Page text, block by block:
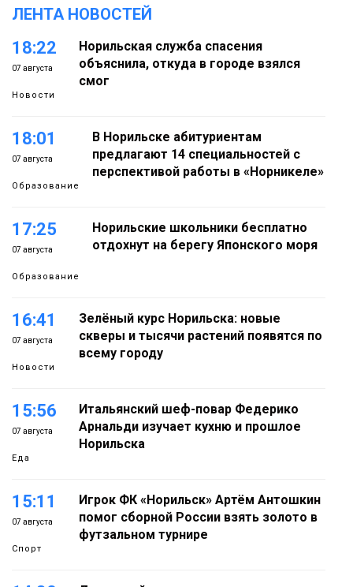
ЛЕНТА НОВОСТЕЙ
18:22
07 августа
Новости
Норильская служба спасения
объяснила, откуда в городе взялся
смог
18:01
07 августа
Образование
В Норильске абитуриентам
предлагают 14 специальностей с
перспективой работы в «Норникеле»
17:25
07 августа
Образование
Норильские школьники бесплатно
отдохнут на берегу Японского моря
16:41
07 августа
Новости
Зелёный курс Норильска: новые
скверы и тысячи растений появятся по
всему городу
15:56
07 августа
Еда
Итальянский шеф-повар Федерико
Арнальди изучает кухню и прошлое
Норильска
15:11
07 августа
Спорт
Игрок ФК «Норильск» Артём Антошкин
помог сборной России взять золото в
футзальном турнире